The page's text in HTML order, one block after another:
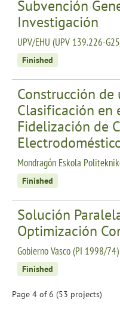
Subvención
Investigación
UPV/EHU (UPV 139.226-
Finished
Construcción de
Clasificación en
Fidelización de
Mondragón Eskola
Finished
Solución
Optimización
Gobierno Vasco (PI 1998/74)
Finished
Page 4 of 6 (53 projects)